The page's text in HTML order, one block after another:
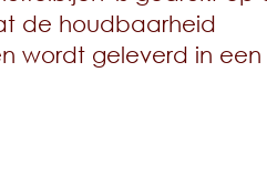
de houdbaarheid
wordt geleverd in een